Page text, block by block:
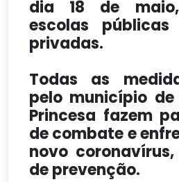
dia 18 de
escolas
privadas.
Todas as
pelo município
Princesa fazem
de combate e
novo
de prevenção.